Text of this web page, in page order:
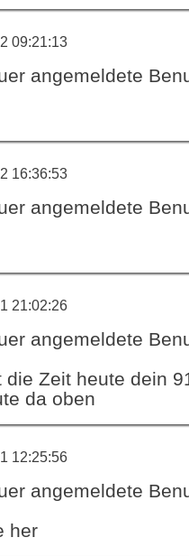
09:21:13
angemeldete
16:36:53
angemeldete
21:02:26
angemeldete
Zeit heute dein
da oben
12:25:56
angemeldete
her